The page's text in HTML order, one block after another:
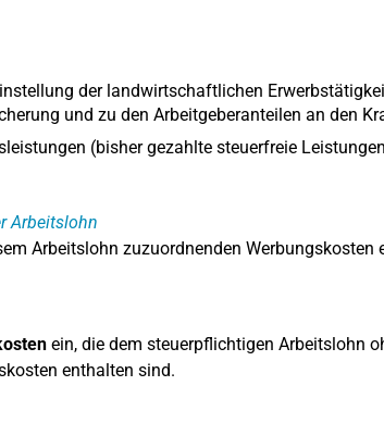
der landwirtschaftlichen
und zu den Arbeitgeberanteilen an den
(bisher gezahlte steuerfreie
Arbeitslohn
Arbeitslohn zuzuordnenden Werbungskosten
ein, die dem steuerpflichtigen Arbeitslohn
enthalten sind.